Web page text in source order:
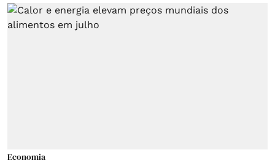
Economia